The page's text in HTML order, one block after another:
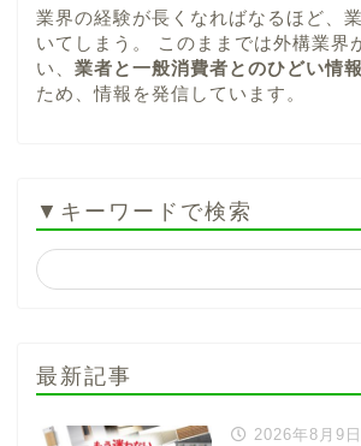
業界の経験が長くなればなるほど、
いてしまう。 このままでは外構業界
い、 業者と一般消費者とのひどい情
ため、情報を発信しています。
▼キーワードで検索
最新記事
2026年8月9日